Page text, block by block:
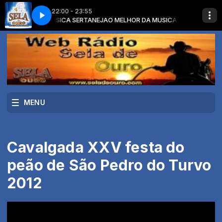
22:00 - 23:55
DA MUSICA SERTANEJAO MELHOR DA MUSICA SERTANEJA com
é O que é Ep No LagoMunhoz Mariano O que é O que é Ep No Lago
MENU
Cavalgada XXV festa do
peão de São Pedro do Turvo
2012